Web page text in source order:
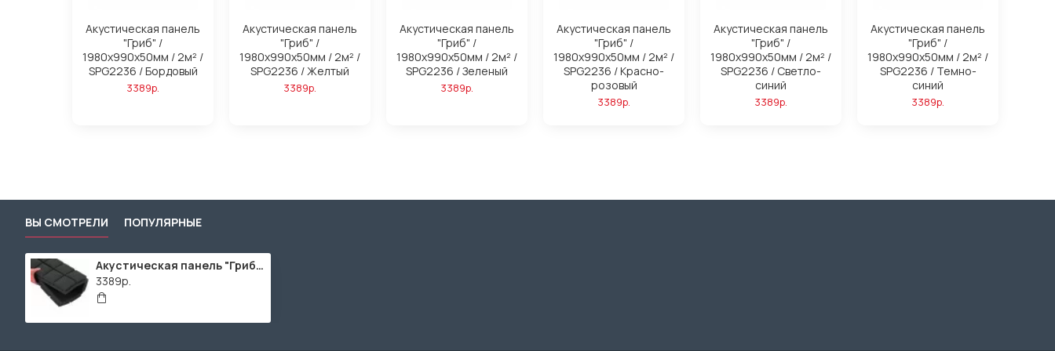
Акустическая панель
"Гриб" /
1980х990х50мм / 2м² /
SPG2236 / Бордовый
3389р.
Акустическая панель
"Гриб" /
1980х990х50мм / 2м² /
SPG2236 / Желтый
3389р.
Акустическая панель
"Гриб" /
1980х990х50мм / 2м² /
SPG2236 / Зеленый
3389р.
Акустическая панель
"Гриб" /
1980х990х50мм / 2м² /
SPG2236 / Красно-
розовый
3389р.
Акустическая панель
"Гриб" /
1980х990х50мм / 2м² /
SPG2236 / Светло-
синий
3389р.
Акустическая панель
"Гриб" /
1980х990х50мм / 2м² /
SPG2236 / Темно-
синий
3389р.
ВЫ СМОТРЕЛИ ПОПУЛЯРНЫЕ
Акустическая панель "Гриб" / 1980х990х50мм / 2м² / SPG2236 / Темно-серый
3389р.